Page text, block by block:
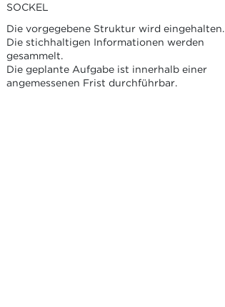
SOCKEL
Die vorgegebene Struktur wird eingehalten.
Die stichhaltigen Informationen werden
gesammelt.
Die geplante Aufgabe ist innerhalb einer
angemessenen Frist durchführbar.